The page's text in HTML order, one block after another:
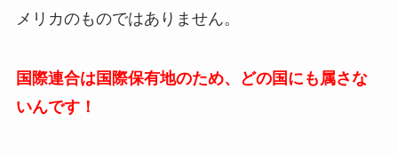
メリカのものではありません。
国際連合は国際保有地のため、どの国にも属さな
いんです！